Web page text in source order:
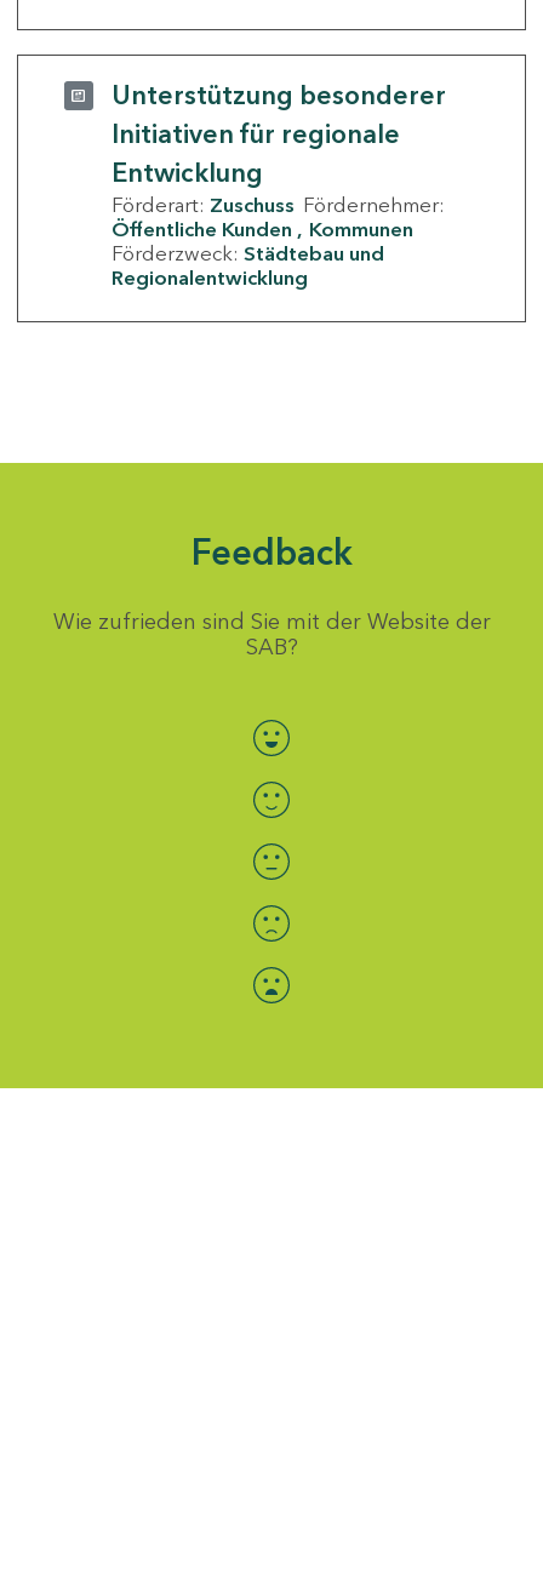
Unterstützung besonderer
Initiativen für regionale
Entwicklung
Förderart: Zuschuss Fördernehmer:
Öffentliche Kunden
Kommunen
Förderzweck: Städtebau und
Regionalentwicklung
Feedback
Wie zufrieden sind Sie mit der Website der
SAB?
Bewertung auswählen